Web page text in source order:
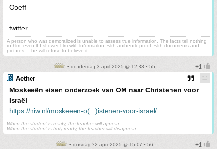
Ooeff
twitter
A person who was demoralized is unable to assess true information. The facts tell nothing
to him, even if I shower him with information, with authentic proof, with documents and
pictures. ...he will refuse to believe it.
• donderdag 3 april 2025 @ 12:33 • 55
Aether
Moskeeën eisen onderzoek van OM naar Christenen voor
Israël
https://niw.nl/moskeeen-o(...)istenen-voor-israel/
When the student is ready, the teacher will appear.
When the student is truly ready, the teacher will disappear.
• dinsdag 22 april 2025 @ 15:07 • 56